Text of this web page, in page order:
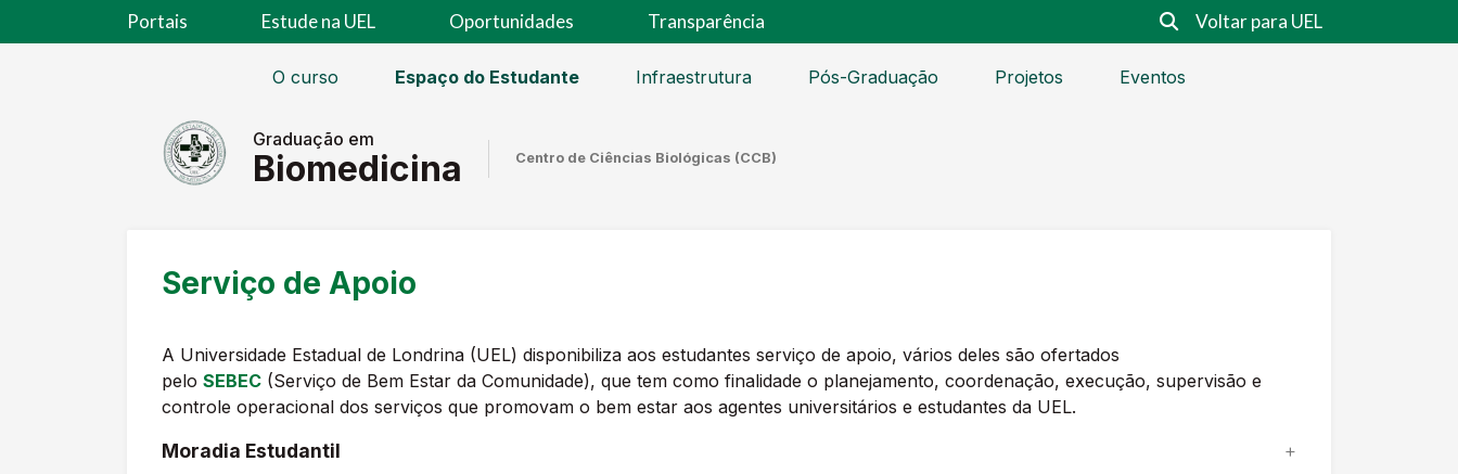
Portais Estude na UEL Oportunidades Transparência Voltar para UEL
O curso Espaço do Estudante Infraestrutura Pós-Graduação Projetos Eventos
Graduação em
Biomedicina Centro de Ciências Biológicas (CCB)
Serviço de Apoio
A Universidade Estadual de Londrina (UEL) disponibiliza aos estudantes serviço de apoio, vários deles são ofertados
pelo SEBEC (Serviço de Bem Estar da Comunidade), que tem como finalidade o planejamento, coordenação, execução, supervisão e
controle operacional dos serviços que promovam o bem estar aos agentes universitários e estudantes da UEL.
Moradia Estudantil